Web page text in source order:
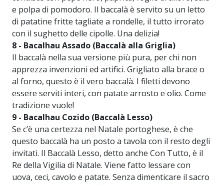
e polpa di pomodoro. Il baccalà è servito su un letto
di patatine fritte tagliate a rondelle, il tutto irrorato
con il sughetto delle cipolle. Una delizia!
8 - Bacalhau Assado (Baccalà alla Griglia)
Il baccalà nella sua versione più pura, per chi non
apprezza invenzioni ed artifici. Grigliato alla brace o
al forno, questo è il vero baccalà. I filetti devono
essere serviti interi, con patate arrosto e olio. Come
tradizione vuole!
9 - Bacalhau Cozido (Baccalà Lesso)
Se c’è una certezza nel Natale portoghese, è che
questo baccalà ha un posto a tavola con il resto degli
invitati. Il Baccalà Lesso, detto anche Con Tutto, è il
Re della Vigilia di Natale. Viene fatto lessare con
uova, ceci, cavolo e patate. Senza dimenticare il sacro